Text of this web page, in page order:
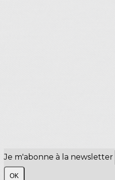
Je m'abonne à la newsletter
OK